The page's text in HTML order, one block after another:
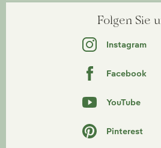
Folgen Sie
Instagram
Facebook
YouTube
Pinterest